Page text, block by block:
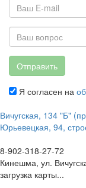
Отправить
Я согласен на
Вичугская, 134 "Б"
Юрьевецкая, 94,
8-902-318-27-72
Кинешма, ул.
загрузка карты...